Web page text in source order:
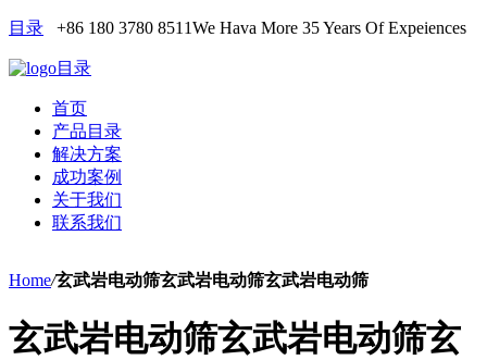
目录 +86 180 3780 8511We Hava More 35 Years Of Expeiences
目录
首页
产品目录
解决方案
成功案例
关于我们
联系我们
Home/玄武岩电动筛玄武岩电动筛玄武岩电动筛
玄武岩电动筛玄武岩电动筛玄